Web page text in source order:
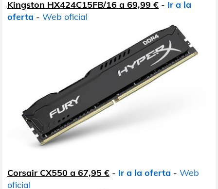
Kingston HX424C15FB/16 a 69,99 € - Ir a la
oferta - Web oficial
Corsair CX550 a 67,95 € - Ir a la oferta - Web
oficial